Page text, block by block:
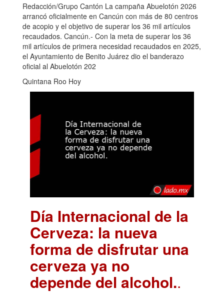
Redacción/Grupo Cantón La campaña Abuelotón 2026
arrancó oficialmente en Cancún con más de 80 centros
de acopio y el objetivo de superar los 36 mil artículos
recaudados. Cancún.- Con la meta de superar los 36
mil artículos de primera necesidad recaudados en 2025,
el Ayuntamiento de Benito Juárez dio el banderazo
oficial al Abuelotón 202
Quintana Roo Hoy
Día Internacional de la
Cerveza: la nueva
forma de disfrutar una
cerveza ya no
depende del alcohol..